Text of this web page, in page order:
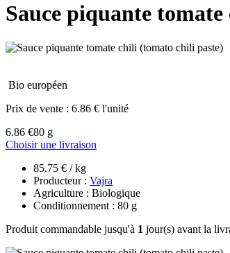
Sauce piquante
Bio européen
Prix de vente : 6.86 € l'unité
6.86 €80 g
Choisir une livraison
85.75 € / kg
Producteur : Vajra
Agriculture : Biologique
Conditionnement : 80 g
Produit commandable jusqu'à 1 jour(s) avant la